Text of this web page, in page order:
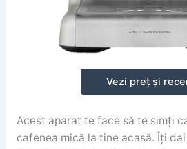
Vezi preț și
Acest aparat te face să te simți
cafenea mică la tine acasă. Îți